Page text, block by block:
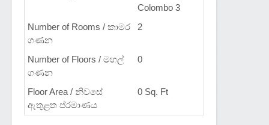
Colombo 3
Number of Rooms / කාමර
ගණන
2
Number of Floors / මහල්
ගණන
0
Floor Area / නිවසේ
ඇතුළත ප්රමාණය
0 Sq. Ft